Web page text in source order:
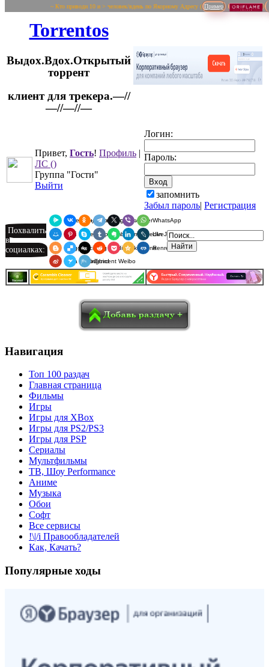
~ Кто приводи 10 и > человек/вдень по Якорному Адресу ( Пример
Torrentos
Выдох.Вдох.Открытый
торрент
Привет, Гость! Профиль |
ЛС ()
Группа "Гости"
Выйти
Логин:
Пароль:
запомнить
Забыл пароль| Регистрация
Похвалить
в
социалках:
Я.Мессенджер
ВКонтакте
Одноклассники
Telegram
X ViberWhatsApp
Мой МирPinterest
SkypeTumblrEvernoteLinkedInLiveJournal
BloggerDelicious
Digg redditPocketQzoneRenren
Sina Weibo
SurfingbirdTencent Weibo
Навигация
Топ 100 раздач
Главная страница
Фильмы
Игры
Игры для XBox
Игры для PS2/PS3
Игры для PSP
Сериалы
Мультфильмы
ТВ, Шоу Performance
Аниме
Музыка
Обои
Софт
Все сервисы
!\|/i Правообладателей
Как, Качать?
Популярные ходы